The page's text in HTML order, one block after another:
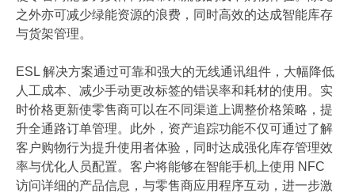
之外亦可减少绿能资源的浪费，同时高效的达成智能库存
与货架管理。
ESL 解决方案通过可靠和强大的无线通讯组件，大幅降低
人工成本、减少手动更改标签的错误率和耗材的使用。实
时价格更新使零售商可以在不同渠道上调整价格策略，提
升全通路订单管理。此外，资产追踪功能不仅可通过了解
客户购物行为提升使用者体验，同时达成强化库存管理效
率与优化人员配置。客户将能够在智能手机上使用 NFC
访问详细的产品信息，与零售商应用程序互动，进一步激